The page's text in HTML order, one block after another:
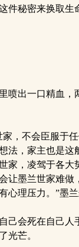
件秘密来换取生
喷出一口精血，
，不会臣服于
法，家主也是这
家，凌驾于各大
让墨兰世家难做
心理压力。”墨兰
己会死在自己人
光芒。